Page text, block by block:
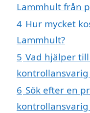
Lammhult från
4 Hur mycket
Lammhult?
5 Vad hjälper
6 Sök efter en